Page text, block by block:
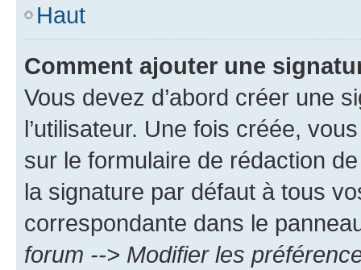
Haut
Comment ajouter une
Vous devez d’abord créer une
l’utilisateur. Une fois créée,
sur le formulaire de rédaction
la signature par défaut à tous
correspondante dans le
forum --> Modifier les